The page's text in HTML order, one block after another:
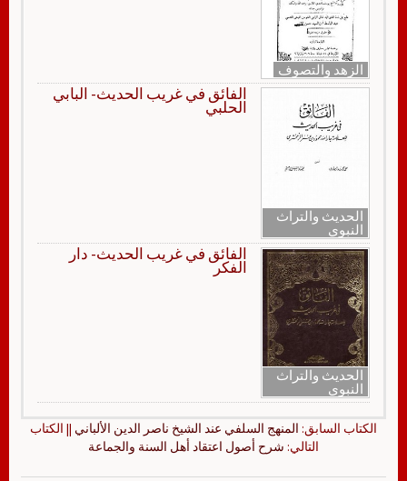
الزهد والتصوف
الحديث والتراث
النبوي
الفائق في غريب الحديث- البابي
الحلبي
الحديث والتراث
النبوي
الفائق في غريب الحديث- دار
الفكر
الكتاب السابق: المنهج السلفي عند الشيخ ناصر الدين الألباني || الكتاب
التالي: شرح أصول اعتقاد أهل السنة والجماعة